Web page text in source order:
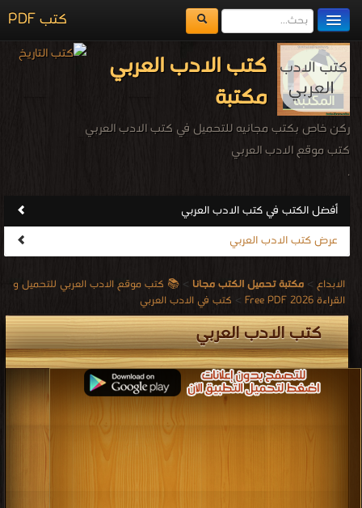
كتب PDF
مكتبة الكتب
المكتبات
يُقرأ حالياً
الفهرس
كتب الادب العربي
مكتبة
ركن خاص بكتب مجانيه للتحميل في كتب الادب العربي
كتب موقع الادب العربي
.
أفضل الكتب في كتب الادب العربي
عرض كتب الادب العربي
الابداع > مكتبة تحميل الكتب مجانا > 📚 كتب موقع الادب العربي للتحميل و
القراءة 2026 Free PDF
> كتب في الادب العربي
كتب الادب العربي